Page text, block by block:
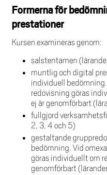
Formerna för
prestationer
Kursen examineras genom:
salstentamen
muntlig och digital
individuell
redovisning göras
ej är genomförbart
fullgjord
2, 3, 4 och 5)
gestaltande
bedömning. Vid
göras individuellt om
genomförbart